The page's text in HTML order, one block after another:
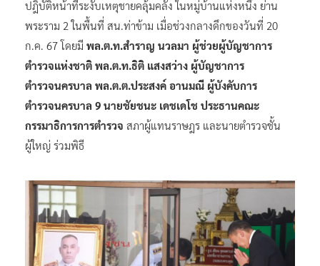
ปฎิบัติหน้าที่ระงับเหตุชายคลุ้มคลั่ง ในหมู่บ้านแห่งหนึ่ง ย่าน
พระราม 2 ในพื้นที่ สน.ท่าข้าม เมื่อช่วงกลางดึกของวันที่ 20
ก.ค. 67 โดยมี พล.ต.ท.สำราญ นวลมา ผู้ช่วยผู้บัญชาการ
ตำรวจแห่งชาติ พล.ต.ท.ธิติ แสงสว่าง ผู้บัญชาการ
ตำรวจนครบาล พล.ต.ต.ประสงค์ อานมณี ผู้บังคับการ
ตำรวจนครบาล 9 นายชัยชนะ เดชเดโช ประธานคณะ
กรรมาธิการการตำรวจ สภาผู้แทนราษฎร และนายตำรวจชั้น
ผู้ใหญ่ ร่วมพิธี